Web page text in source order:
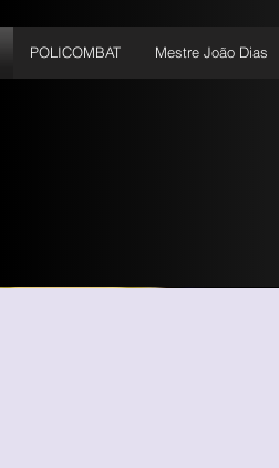
POLICOMBAT Mestre João Dias